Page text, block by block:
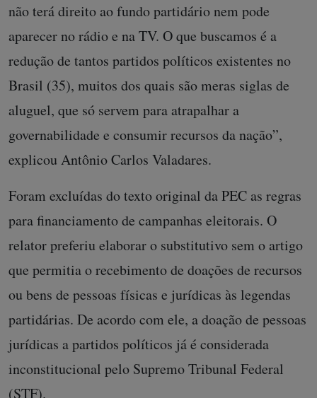
não terá direito ao fundo partidário nem pode
aparecer no rádio e na TV. O que buscamos é a
redução de tantos partidos políticos existentes no
Brasil (35), muitos dos quais são meras siglas de
aluguel, que só servem para atrapalhar a
governabilidade e consumir recursos da nação”,
explicou Antônio Carlos Valadares.
Foram excluídas do texto original da PEC as regras
para financiamento de campanhas eleitorais. O
relator preferiu elaborar o substitutivo sem o artigo
que permitia o recebimento de doações de recursos
ou bens de pessoas físicas e jurídicas às legendas
partidárias. De acordo com ele, a doação de pessoas
jurídicas a partidos políticos já é considerada
inconstitucional pelo Supremo Tribunal Federal
(STF).